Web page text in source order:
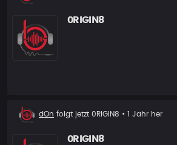
0RIGIN8
Neuer
Follower
dOn folgt jetzt 0RIGIN8 • 1 Jahr her
0RIGIN8